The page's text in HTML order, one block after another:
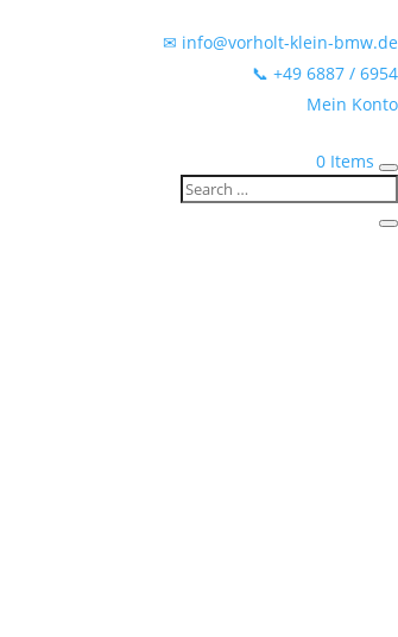
✉ info@vorholt-klein-bmw.de
📞 +49 6887 / 6954
Mein Konto
0 Items